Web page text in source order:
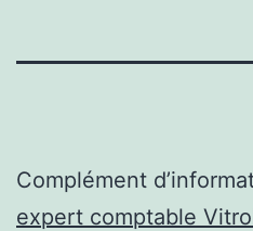
Complément
expert comptable